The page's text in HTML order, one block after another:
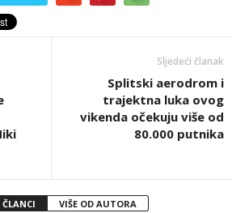
Sljedeći članak
Splitski aerodrom i
trajektna luka ovog
vikenda očekuju više od
80.000 putnika
VIŠE OD AUTORA